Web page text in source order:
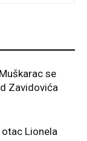
se
Zavidovića
Lionela